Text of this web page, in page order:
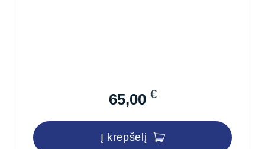
65,00 €
Į krepšelį